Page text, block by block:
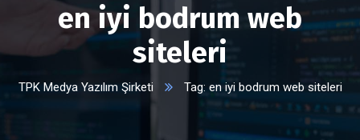
en iyi bodrum web
siteleri
TPK Medya Yazılım Şirketi Tag: en iyi bodrum web siteleri